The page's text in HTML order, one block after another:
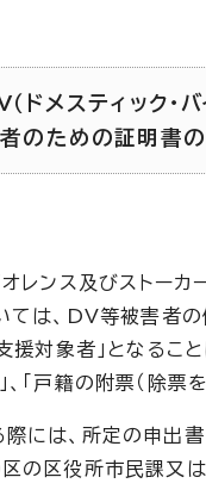
（ドメスティック
のための証明書
オレンス及びストー
ては、DV等被害者
支援対象者」となる
、「戸籍の附票（除
には、所定の申出
の区役所市民課又